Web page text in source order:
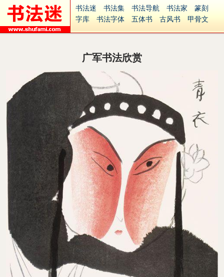
书法迷 书法集 书法导航 书法家
篆刻
字库
书法字体 五体书 古风书
甲骨文
集字
字形 大字 篆刻之家
古籍
中医 象棋 游戏
起名
识字 英语
字体下载
免费字体
英文字体
Ai矢量
P图宝 南无阿弥陀佛
意见反馈
安全网站
捐赠 繁體版
广军书法欣赏